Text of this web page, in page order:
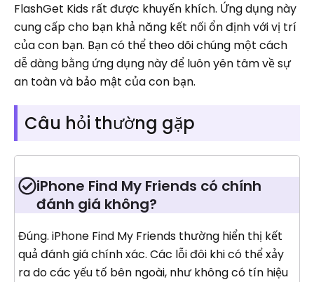
FlashGet Kids rất được khuyến khích. Ứng dụng này
cung cấp cho bạn khả năng kết nối ổn định với vị trí
của con bạn. Bạn có thể theo dõi chúng một cách
dễ dàng bằng ứng dụng này để luôn yên tâm về sự
an toàn và bảo mật của con bạn.
Câu hỏi thường gặp
iPhone Find My Friends có chính
đánh giá không?
Đúng. iPhone Find My Friends thường hiển thị kết
quả đánh giá chính xác. Các lỗi đôi khi có thể xảy
ra do các yếu tố bên ngoài, như không có tín hiệu